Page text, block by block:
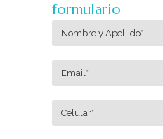
formulario